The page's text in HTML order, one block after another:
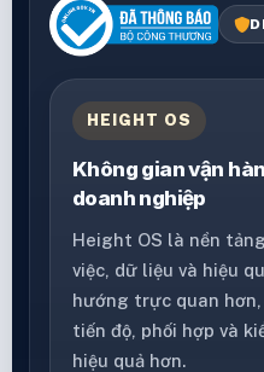
HEIGHT OS
Không gian vận
doanh nghiệp
Height OS là nền
việc, dữ liệu và hiệu
hướng trực quan
tiến độ, phối hợp và
hiệu quả hơn.